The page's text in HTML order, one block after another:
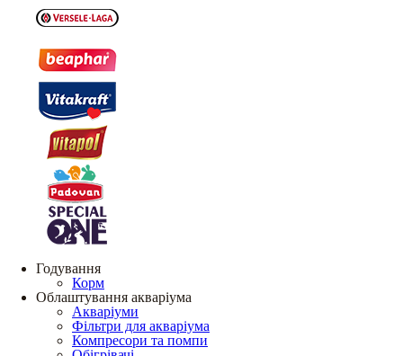
Годування
Корм
Облаштування акваріума
Акваріуми
Фільтри для акваріума
Компресори та помпи